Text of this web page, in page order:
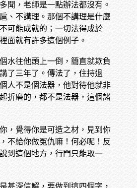
聞，老師是一點辦法都沒有。
、不講理。那個不講理是什麼
可能成就的；一切法得成於
面就有許多這個例子。
水往他頭上一倒，簡直就欺負
了三年了。傳法了，住持退
人不是個法器，他對待他就非
折磨的，都不是法器，這個諸
，覺得你是可造之材，見到你
不給你做冤仇嘛！何必呢！反
到這個地方，行門只能取一
甚深信解，要做到這四個字，